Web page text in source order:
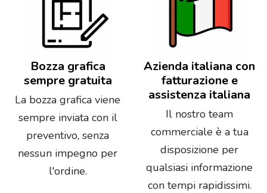
Bozza grafica
sempre gratuita
La bozza grafica viene
sempre inviata con il
preventivo, senza
nessun impegno per
l'ordine.
Azienda italiana con
fatturazione e
assistenza italiana
Il nostro team
commerciale è a tua
disposizione per
qualsiasi informazione
con tempi rapidissimi.